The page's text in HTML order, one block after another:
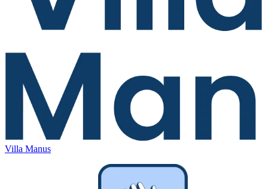
Villa Manus